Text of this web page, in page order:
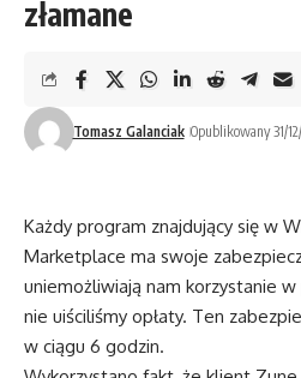
złamane
Tomasz Galanciak Opublikowany 31/
Każdy program znajdujący się w
Marketplace ma swoje
uniemożliwiają nam korzystanie w
nie uiściliśmy opłaty. Ten
w ciągu 6 godzin.